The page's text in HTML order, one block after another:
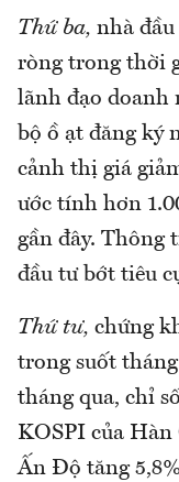
Thứ ba, nhà
ròng trong thời
lãnh đạo doanh
bộ ồ ạt đăng ký
cảnh thị giá
ước tính hơn
gần đây. Thông
đầu tư bớt tiêu
Thứ tư, chứng
trong suốt
tháng qua, chỉ
KOSPI của Hàn
Ấn Độ tăng